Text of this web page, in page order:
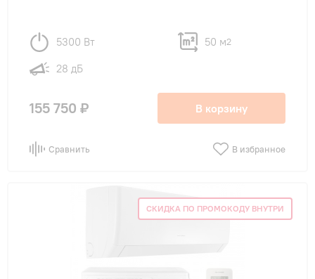
5300 Вт 50 м2
28 дБ
155 750 ₽ В корзину
Сравнить В избранное
СКИДКА ПО ПРОМОКОДУ ВНУТРИ